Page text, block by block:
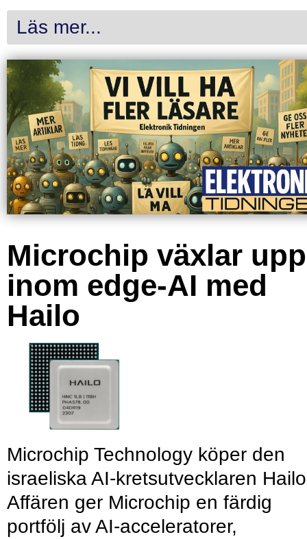
Läs mer...
Microchip växlar upp
inom edge-AI med
Hailo
Microchip Technology köper den
israeliska AI-kretsutvecklaren
Affären ger Microchip en färdig
portfölj av AI-acceleratorer,